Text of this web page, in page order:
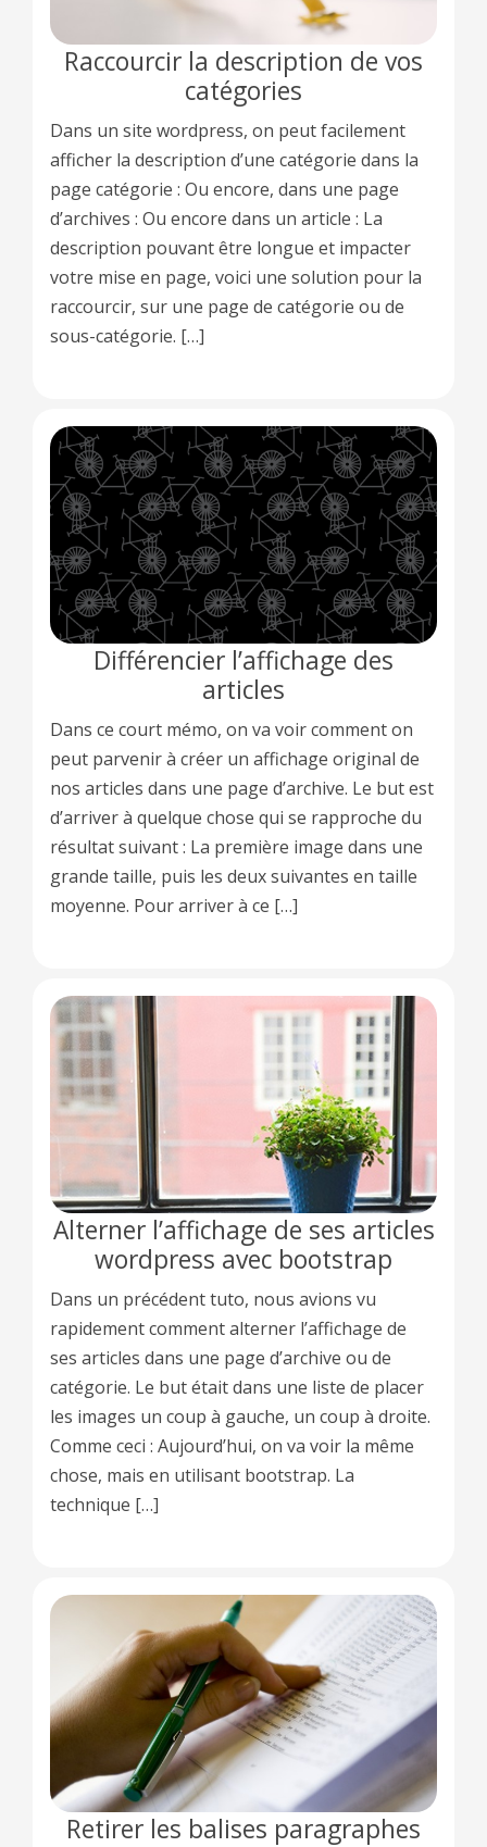
Raccourcir la description de vos
catégories
Dans un site wordpress, on peut facilement
afficher la description d’une catégorie dans la
page catégorie : Ou encore, dans une page
d’archives : Ou encore dans un article : La
description pouvant être longue et impacter
votre mise en page, voici une solution pour la
raccourcir, sur une page de catégorie ou de
sous-catégorie. […]
Différencier l’affichage des
articles
Dans ce court mémo, on va voir comment on
peut parvenir à créer un affichage original de
nos articles dans une page d’archive. Le but est
d’arriver à quelque chose qui se rapproche du
résultat suivant : La première image dans une
grande taille, puis les deux suivantes en taille
moyenne. Pour arriver à ce […]
Alterner l’affichage de ses articles
wordpress avec bootstrap
Dans un précédent tuto, nous avions vu
rapidement comment alterner l’affichage de
ses articles dans une page d’archive ou de
catégorie. Le but était dans une liste de placer
les images un coup à gauche, un coup à droite.
Comme ceci : Aujourd’hui, on va voir la même
chose, mais en utilisant bootstrap. La
technique […]
Retirer les balises paragraphes